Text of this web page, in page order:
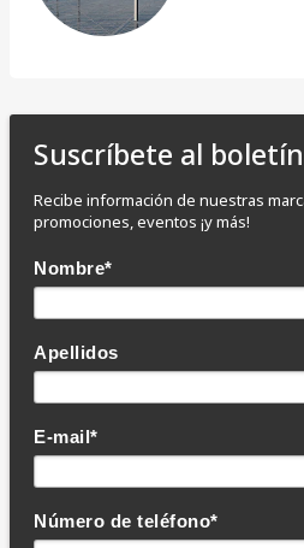
Suscríbete al boletín
Recibe información de nuestras
promociones, eventos ¡y más!
Nombre*
Apellidos
E-mail*
Número de teléfono*